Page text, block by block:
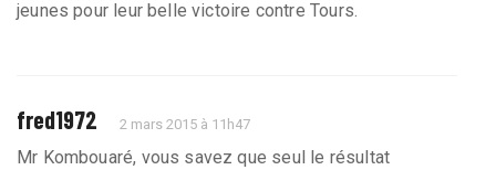
jeunes pour leur belle victoire contre Tours.
fred1972 2 mars 2015 à 11h47
Mr Kombouaré, vous savez que seul le résultat